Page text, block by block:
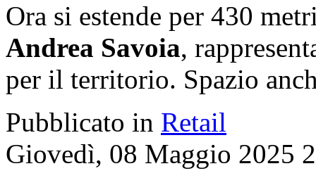
Ora si estende per 430
Andrea Savoia,
per il territorio. Spazio
Pubblicato in Retail
Giovedì, 08 Maggio 2025